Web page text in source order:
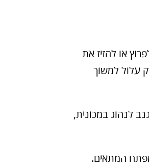
או להזיז את
עלול למשוך
לנהוג במכונית,
המתאים.